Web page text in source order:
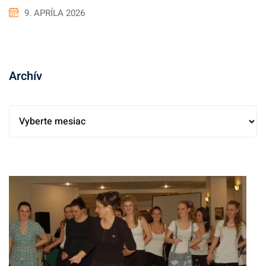
9. APRÍLA 2026
Archív
í